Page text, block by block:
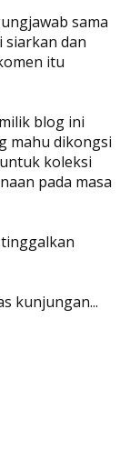
sama
siarkan dan
itu
blog ini
mahu dikongsi
koleksi
pada masa
kunjungan...